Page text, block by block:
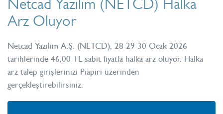
Netcad Yazılım (NETCD) Halka
Arz Oluyor
Netcad Yazılım A.Ş. (NETCD), 28-29-30 Ocak 2026
tarihlerinde 46,00 TL sabit fiyatla halka arz oluyor. Halka
arz talep girişlerinizi Piapiri üzerinden
gerçekleştirebilirsiniz.